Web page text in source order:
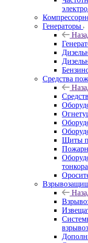
Генераторы
Средства
Щиты